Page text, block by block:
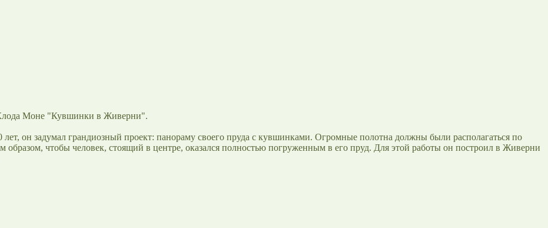
Моне "Кувшинки в Живерни".
он задумал грандиозный проект: панораму своего пруда с кувшинками. Огромные полотна должны были располагаться по
образом, чтобы человек, стоящий в центре, оказался полностью погруженным в его пруд. Для этой работы он построил в Живерни